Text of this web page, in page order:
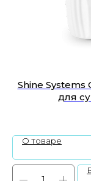
Shine
для
О товаре